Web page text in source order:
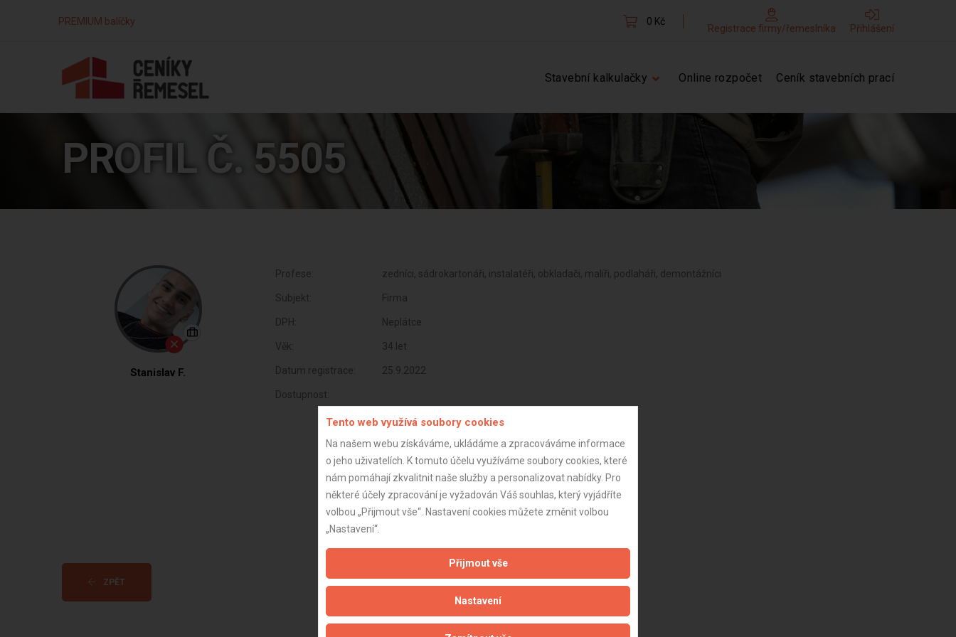
PREMIUM balíčky 0 Kč
Registrace firmy/řemeslníka Přihlášení
Stavební kalkulačky Online rozpočet Ceník stavebních prací
PROFIL Č. 5505
Stanislav F.
Profese: zedníci, sádrokartonáři, instalatéři, obkladači, malíři, podlaháři, demontážníci
Subjekt: Firma
DPH: Neplátce
Věk: 34 let
Datum registrace: 25.9.2022
Dostupnost:
ZPĚT
Tento web využívá soubory cookies
Na našem webu získáváme, ukládáme a zpracováváme informace
o jeho uživatelích. K tomuto účelu využíváme soubory cookies, které
nám pomáhají zkvalitnit naše služby a personalizovat nabídky. Pro
některé účely zpracování je vyžadován Váš souhlas, který vyjádříte
volbou „Přijmout vše“. Nastavení cookies můžete změnit volbou
„Nastavení“.
Přijmout vše
Nastavení